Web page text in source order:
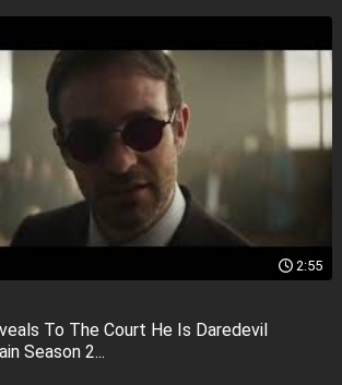
2:55
To The Court He Is Daredevil
Season 2...